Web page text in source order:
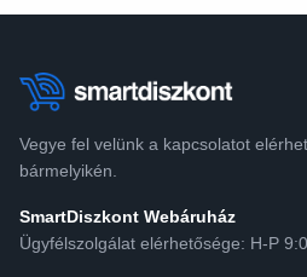
Vegye fel velünk a kapcsolatot
bármelyikén.
SmartDiszkont Webáruház
Ügyfélszolgálat elérhetősége: H-P